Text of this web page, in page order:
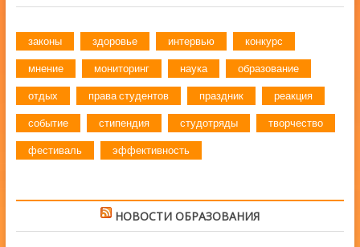
законы здоровье интервью конкурс
мнение мониторинг наука образование
отдых права студентов праздник реакция
событие стипендия студотряды творчество
фестиваль эффективность
НОВОСТИ ОБРАЗОВАНИЯ